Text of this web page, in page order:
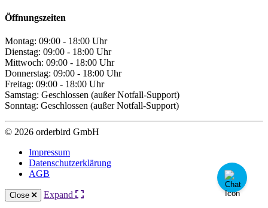
Öffnungszeiten
Montag: 09:00 - 18:00 Uhr
Dienstag: 09:00 - 18:00 Uhr
Mittwoch: 09:00 - 18:00 Uhr
Donnerstag: 09:00 - 18:00 Uhr
Freitag: 09:00 - 18:00 Uhr
Samstag: Geschlossen (außer Notfall-Support)
Sonntag: Geschlossen (außer Notfall-Support)
© 2026 orderbird GmbH
Impressum
Datenschutzerklärung
AGB
Close Expand